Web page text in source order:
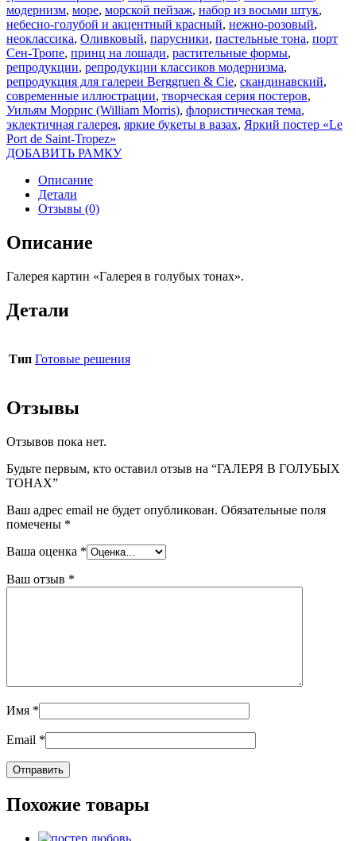
модернизм, море, морской пейзаж, набор из восьми штук,
небесно-голубой и акцентный красный, нежно-розовый,
неоклассика, Оливковый, парусники, пастельные тона, порт
Сен-Тропе, принц на лошади, растительные формы,
репродукции, репродукции классиков модернизма,
репродукция для галереи Berggruen & Cie, скандинавский,
современные иллюстрации, творческая серия постеров,
Уильям Моррис (William Morris), флористическая тема,
эклектичная галерея, яркие букеты в вазах, Яркий постер «Le
Port de Saint-Tropez»
ДОБАВИТЬ РАМКУ
Описание
Детали
Отзывы (0)
Описание
Галерея картин «Галерея в голубых тонах».
Детали
Тип Готовые решения
Отзывы
Отзывов пока нет.
Будьте первым, кто оставил отзыв на “ГАЛЕРЯ В ГОЛУБЫХ
ТОНАХ”
Ваш адрес email не будет опубликован. Обязательные поля
помечены *
Ваша оценка *
Ваш отзыв *
Имя *
Email *
Похожие товары